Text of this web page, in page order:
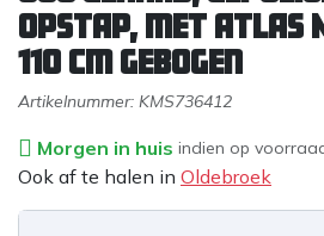
OPSTAP, met
110 cm gebogen
Artikelnummer: KMS736412
Morgen in huis indien op
Ook af te halen in Oldebroek